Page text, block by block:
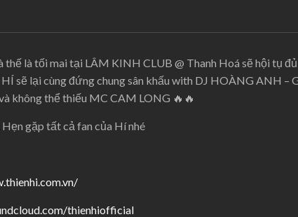
thế là tối mai tại LÂM KINH CLUB @ Thanh Hoá sẽ hội tụ
sẽ lại cùng đứng chung sân khấu with DJ HOÀNG ANH –
không thể thiếu MC CAM LONG 🔥 🔥
gặp tất cả fan của Hí nhé
thienhiofficial